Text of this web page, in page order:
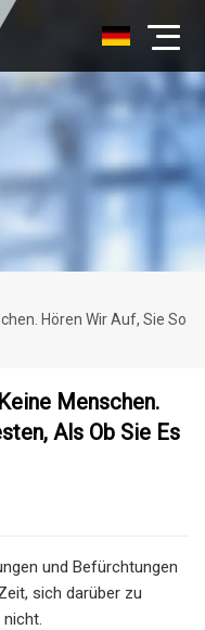
Hören Wir Auf, Sie So
Menschen.
Als Ob Sie Es
und Befürchtungen
sich darüber zu